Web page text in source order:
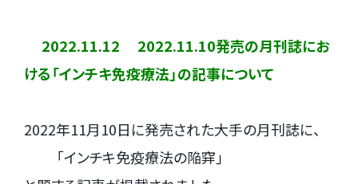
2022.11.12 2022.11.10発売の月刊誌にお
ける「インチキ免疫療法」の記事について
2022年11月10日に発売された大手の月刊誌に、
「インチキ免疫療法の陥穽」